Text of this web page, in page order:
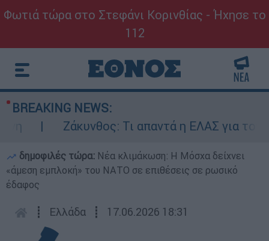
Φωτιά τώρα στο Στεφάνι Κορινθίας - Ήχησε το
112
BREAKING NEWS:
Ζάκυνθος: Τι απαντά η ΕΛΑΣ για τους 8
δημοφιλές τώρα: Νέα κλιμάκωση: Η Μόσχα δείχνει
«άμεση εμπλοκή» του ΝΑΤΟ σε επιθέσεις σε ρωσικό
έδαφος
┋ Ελλάδα ┋ 17.06.2026 18:31